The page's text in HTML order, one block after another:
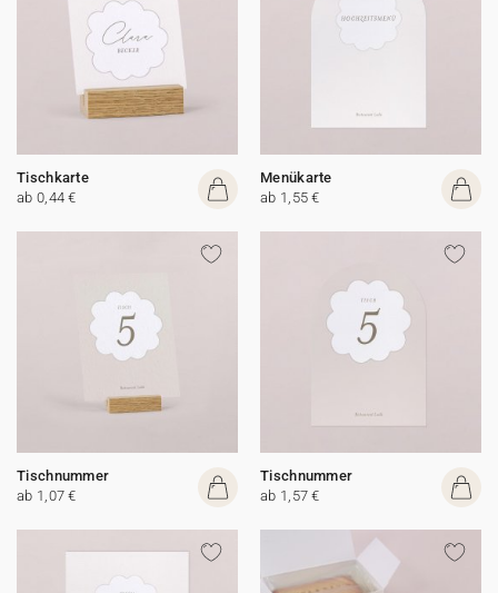
Tischkarte
ab 0,44 €
Menükarte
ab 1,55 €
Tischnummer
ab 1,07 €
Tischnummer
ab 1,57 €